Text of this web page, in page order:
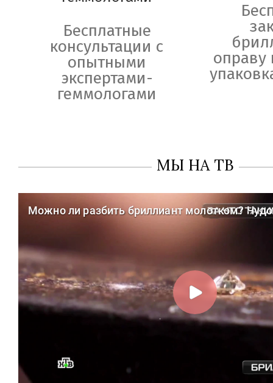
Бесплатные
консультации с
опытными
экспертами-
геммологами
оправу
МЫ НА ТВ